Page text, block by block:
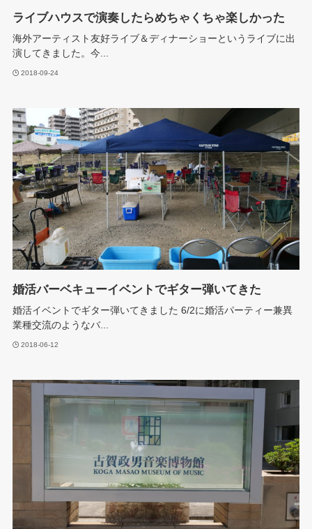
ライブハウスで演奏したらめちゃくちゃ楽しかった
海外アーティスト友好ライブ＆ディナーショーというライブに出
演してきました。今...
2018-09-24
婚活バーベキューイベントでギター弾いてきた
婚活イベントでギター弾いてきました 6/2に婚活パーティー兼異
業種交流のようなバ...
2018-06-12